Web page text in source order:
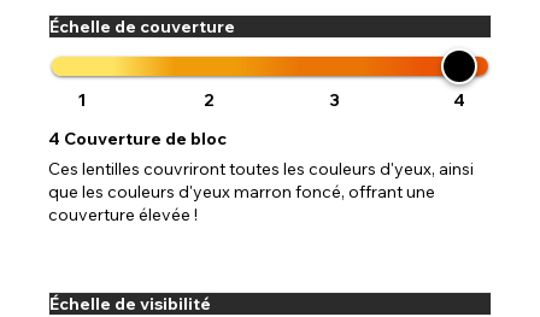
Échelle de couverture
1 2 3
4
4 Couverture de bloc
Ces lentilles couvriront toutes les couleurs d'yeux, ainsi
que les couleurs d'yeux marron foncé, offrant une
couverture élevée !
Échelle de visibilité